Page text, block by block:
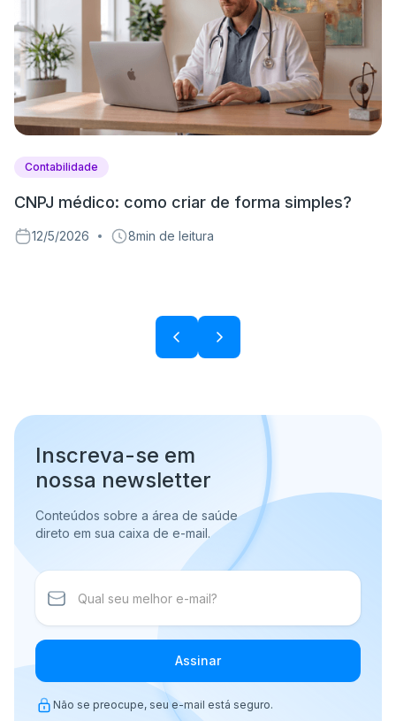
Contabilidade
CNPJ médico: como criar de forma simples?
12/5/2026 8min de leitura
Inscreva-se em
nossa newsletter
Conteúdos sobre a área de saúde
direto em sua caixa de e-mail.
Assinar
Não se preocupe, seu e-mail está seguro.